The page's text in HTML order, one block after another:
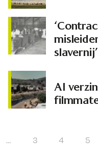
slavernij’
AI
… 3 4 5